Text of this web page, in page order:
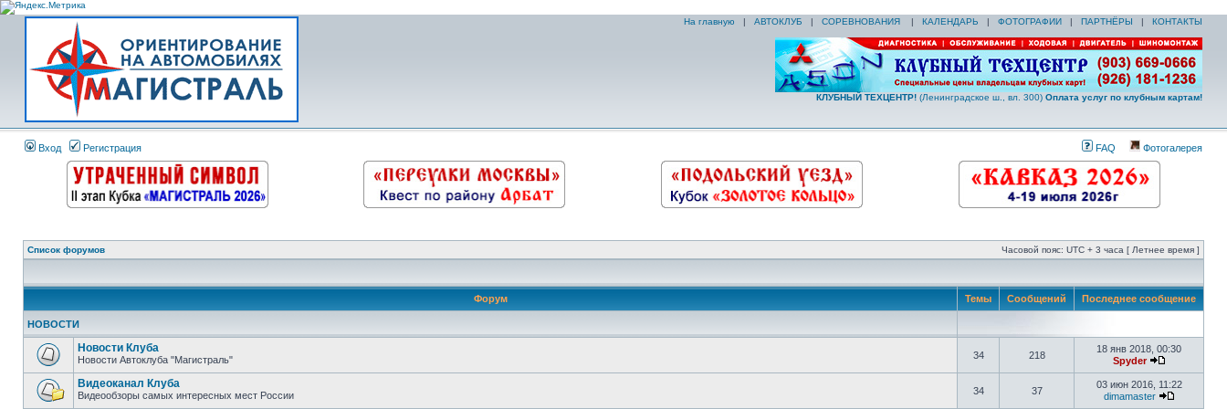
На главную | АВТОКЛУБ | СОРЕВНОВАНИЯ | КАЛЕНДАРЬ | ФОТОГРАФИИ | ПАРТНЁРЫ | КОНТАКТЫ
КЛУБНЫЙ ТЕХЦЕНТР! (Ленинградское ш., вл. 300) Оплата услуг по клубным картам!
Вход Регистрация FAQ Фотогалерея
Список форумов Часовой пояс: UTC + 3 часа [ Летнее время ]
Форум Темы Сообщений Последнее сообщение
НОВОСТИ
Новости Клуба
Новости Автоклуба "Магистраль" 34 218
18 янв 2018, 00:30
Spyder
Видеоканал Клуба
Видеообзоры самых интересных мест России 34 37
03 июн 2016, 11:22
dimamaster